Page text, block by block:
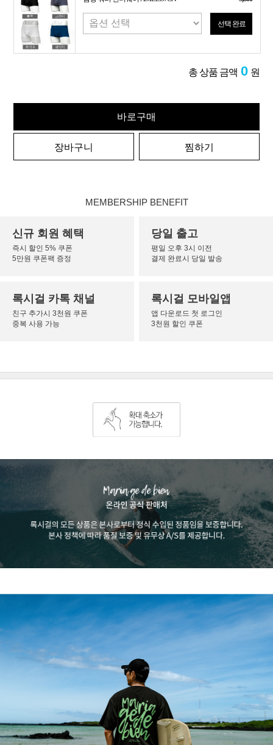
선택 완료
총 상품 금액 0 원
바로구매
장바구니 찜하기
MEMBERSHIP BENEFIT
신규 회원 혜택
즉시 할인 5% 쿠폰
5만원 쿠폰팩 증정
당일 출고
평일 오후 3시 이전
결제 완료시 당일 발송
록시걸 카톡 채널
친구 추가시 3천원 쿠폰
중복 사용 가능
록시걸 모바일앱
앱 다운로드 첫 로그인
3천원 할인 쿠폰